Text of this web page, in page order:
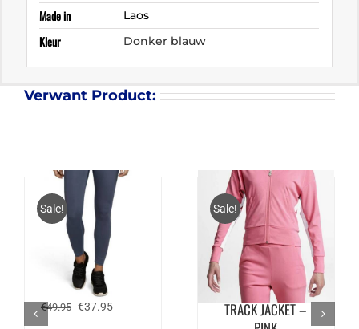
Made in Laos
Kleur Donker blauw
Verwant Product:
Sale!
BJÖRN BORG
CLAUDINE TIGHTS
€49.95 Oorspronkelijke
€37.95Huidige
Sale!
BJÖRN BORG
SIGNATURE´81
TRACK JACKET –